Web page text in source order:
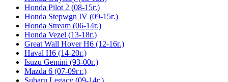
Honda Pilot 2 (08-15г.)
Honda Stepwgn IV (09-15г.)
Honda Stream (06-14г.)
Honda Vezel (13-18г.)
Great Wall Hover H6 (12-16г.)
Haval H6 (14-20г.)
Isuzu Gemini (93-00г.)
Mazda 6 (07-09гг.)
Subaru Legacy (09-14г.)